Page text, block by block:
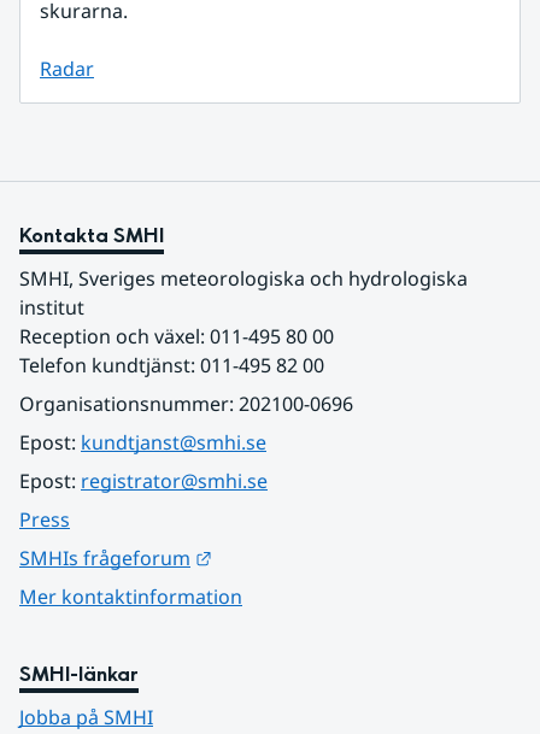
skurarna.
Radar
Kontakta SMHI
SMHI, Sveriges meteorologiska och hydrologiska
institut
Reception och växel: 011-495 80 00
Telefon kundtjänst: 011-495 82 00
Organisationsnummer: 202100-0696
Epost: kundtjanst@smhi.se
Epost: registrator@smhi.se
Press
SMHIs frågeforum
Mer kontaktinformation
SMHI-länkar
Jobba på SMHI